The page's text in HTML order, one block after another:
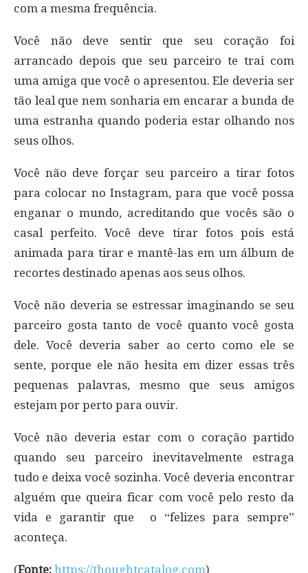
com a mesma frequência.
Você não deve sentir que seu coração foi
arrancado depois que seu parceiro te trai com
uma amiga que você o apresentou. Ele deveria ser
tão leal que nem sonharia em encarar a bunda de
uma estranha quando poderia estar olhando nos
seus olhos.
Você não deve forçar seu parceiro a tirar fotos
para colocar no Instagram, para que você possa
enganar o mundo, acreditando que vocês são o
casal perfeito. Você deve tirar fotos pois está
animada para tirar e mantê-las em um álbum de
recortes destinado apenas aos seus olhos.
Você não deveria se estressar imaginando se seu
parceiro gosta tanto de você quanto você gosta
dele. Você deveria saber ao certo como ele se
sente, porque ele não hesita em dizer essas três
pequenas palavras, mesmo que seus amigos
estejam por perto para ouvir.
Você não deveria estar com o coração partido
quando seu parceiro inevitavelmente estraga
tudo e deixa você sozinha. Você deveria encontrar
alguém que queira ficar com você pelo resto da
vida e garantir que o “felizes para sempre”
aconteça.
(Fonte: https://thoughtcatalog.com)